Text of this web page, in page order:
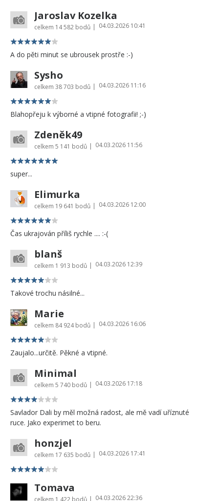
Jaroslav Kozelka
celkem 14 582 bodů | 04.03.2026 10:41
A do pěti minut se ubrousek prostře :-)
Sysho
celkem 38 703 bodů | 04.03.2026 11:16
Blahopřeju k výborné a vtipné fotografii! ;-)
Zdeněk49
celkem 5 141 bodů | 04.03.2026 11:56
super...
Elimurka
celkem 19 641 bodů | 04.03.2026 12:00
Čas ukrajován příliš rychle .... :-(
blanš
celkem 1 913 bodů | 04.03.2026 12:39
Takové trochu násilné...
Marie
celkem 84 924 bodů | 04.03.2026 16:06
Zaujalo...určitě. Pěkné a vtipné.
Minimal
celkem 5 740 bodů | 04.03.2026 17:18
Savlador Dali by měl možná radost, ale mě vadí uříznuté
ruce. Jako experimet to beru.
honzjel
celkem 17 635 bodů | 04.03.2026 17:41
Tomava
celkem 1 422 bodů | 04.03.2026 22:36